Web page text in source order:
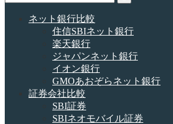
ネット銀行比較
住信SBIネット銀行
楽天銀行
ジャパンネット銀行
イオン銀行
GMOあおぞらネット銀行
証券会社比較
SBI証券
SBIネオモバイル証券